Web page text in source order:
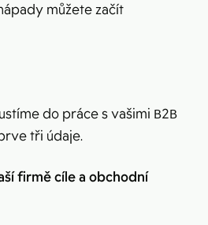
můžete začít
do práce s vašimi B2B
tři údaje.
firmě cíle a obchodní